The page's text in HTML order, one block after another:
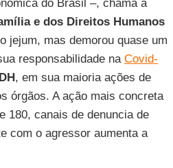
do Brasil –, chama a
e dos Direitos Humanos
jejum, mas demorou quase um
responsabilidade na Covid-
, em sua maioria ações de
órgãos. A ação mais concreta
180, canais de denuncia de
com o agressor aumenta a